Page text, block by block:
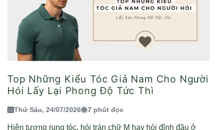
Top Những Kiểu Tóc Giả Nam Cho Người
Hói Lấy Lại Phong Độ Tức Thì
Thứ Sáu, 24/07/2026 7 phút đọc
Hiện tượng rụng tóc, hói trán chữ M hay hói đỉnh đầu ở